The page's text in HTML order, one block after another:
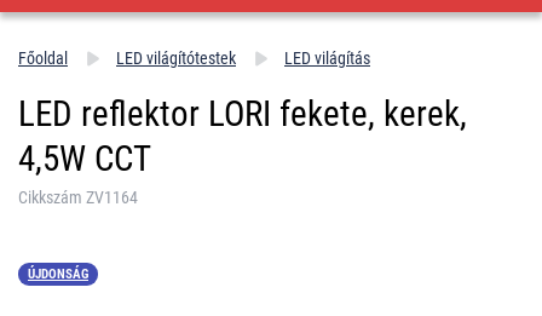
Főoldal LED világítótestek LED világítás
LED reflektor LORI fekete, kerek,
4,5W CCT
Cikkszám ZV1164
ÚJDONSÁG